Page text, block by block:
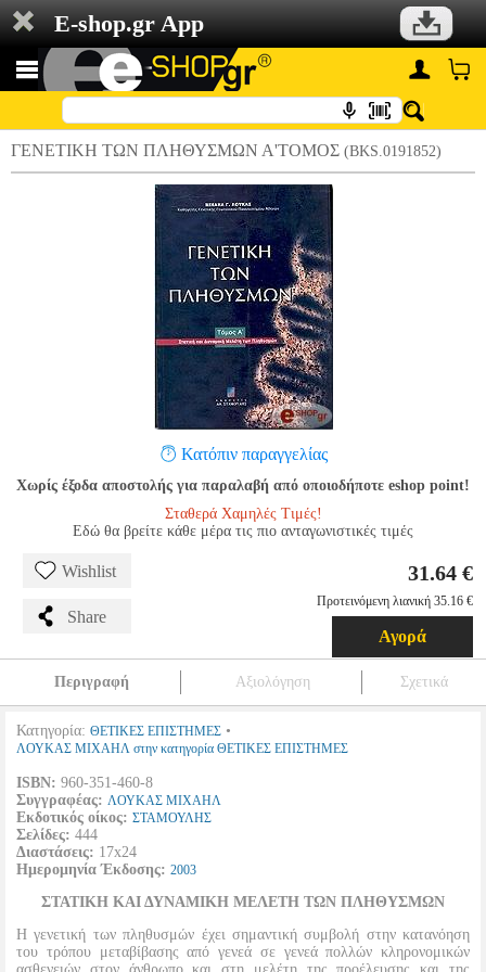
E-shop.gr App
ΓΕΝΕΤΙΚΗ ΤΩΝ ΠΛΗΘΥΣΜΩΝ Α'ΤΟΜΟΣ (BKS.0191852)
Κατόπιν παραγγελίας
Χωρίς έξοδα αποστολής για παραλαβή από οποιοδήποτε eshop point!
Σταθερά Χαμηλές Τιμές!
Εδώ θα βρείτε κάθε μέρα τις πιο ανταγωνιστικές τιμές
Wishlist
Share
31.64 €
Προτεινόμενη λιανική 35.16 €
Αγορά
Περιγραφή Αξιολόγηση Σχετικά
Κατηγορία: ΘΕΤΙΚΕΣ ΕΠΙΣΤΗΜΕΣ •
ΛΟΥΚΑΣ ΜΙΧΑΗΛ στην κατηγορία ΘΕΤΙΚΕΣ ΕΠΙΣΤΗΜΕΣ
ISBN: 960-351-460-8
Συγγραφέας: ΛΟΥΚΑΣ ΜΙΧΑΗΛ
Εκδοτικός οίκος: ΣΤΑΜΟΥΛΗΣ
Σελίδες: 444
Διαστάσεις: 17x24
Ημερομηνία Έκδοσης: 2003
ΣΤΑΤΙΚΗ ΚΑΙ ΔΥΝΑΜΙΚΗ ΜΕΛΕΤΗ ΤΩΝ ΠΛΗΘΥΣΜΩΝ
Η γενετική των πληθυσμών έχει σημαντική συμβολή στην κατανόηση
του τρόπου μεταβίβασης από γενεά σε γενεά πολλών κληρονομικών